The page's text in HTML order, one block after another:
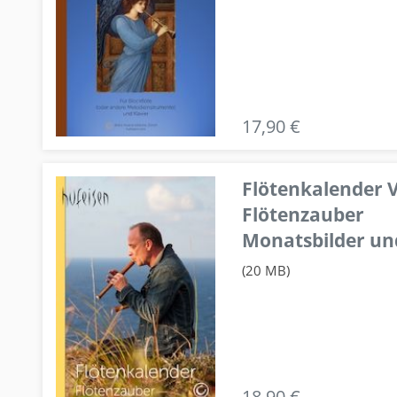
17,90 €
Flötenkalender
Flötenzauber
Monatsbilder
(20 MB)